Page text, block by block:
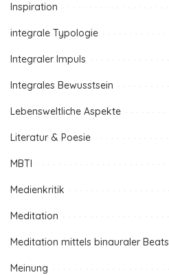
Inspiration
integrale Typologie
Integraler Impuls
Integrales Bewusstsein
Lebensweltliche Aspekte
Literatur & Poesie
MBTI
Medienkritik
Meditation
Meditation mittels binauraler Beats
Meinung